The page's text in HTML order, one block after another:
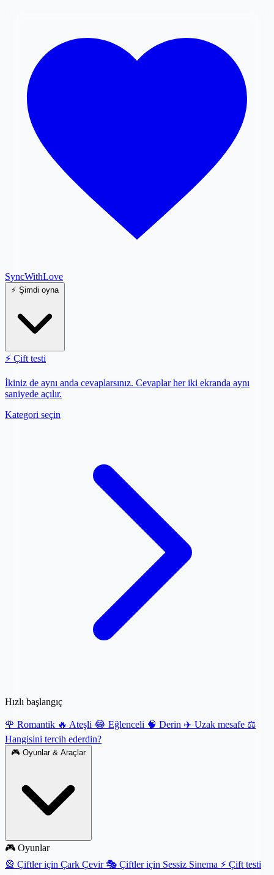
SyncWithLove
⚡ Şimdi oyna
⚡ Çift testi
İkiniz de aynı anda cevaplarsınız. Cevaplar her iki ekranda aynı
saniyede açılır.
Kategori seçin
Hızlı başlangıç
🌹 Romantik 🔥 Ateşli 😂 Eğlenceli 🧠 Derin ✈️ Uzak mesafe ⚖️
Hangisini tercih ederdin?
🎮 Oyunlar & Araçlar
🎮 Oyunlar
🎡 Çiftler için Çark Çevir 🎭 Çiftler için Sessiz Sinema ⚡ Çift testi